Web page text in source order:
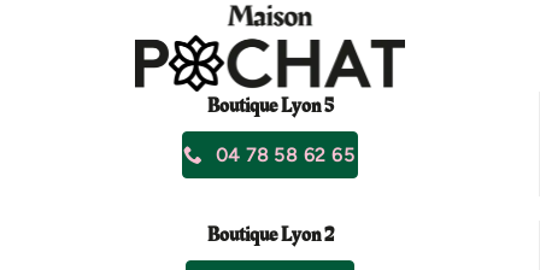
Boutique Lyon 5
04 78 58 62 65
Boutique Lyon 2